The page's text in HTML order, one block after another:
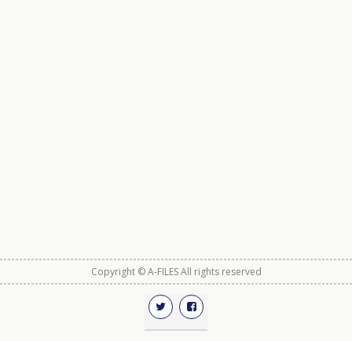
Copyright © A-FILES All rights reserved